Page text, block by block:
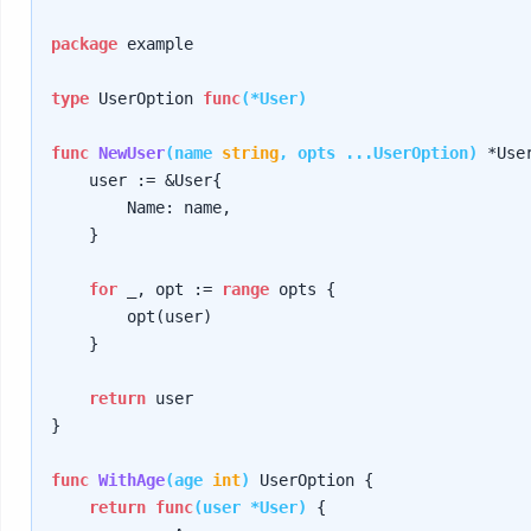
package example
type UserOption func(*User)
func NewUser(name string, opts ...UserOption)
    user := &User{
        Name: name,
    }
for _, opt := range opts {
        opt(user)
    }
return user
}
func WithAge(age int)
UserOption {
return func(user *User)
{